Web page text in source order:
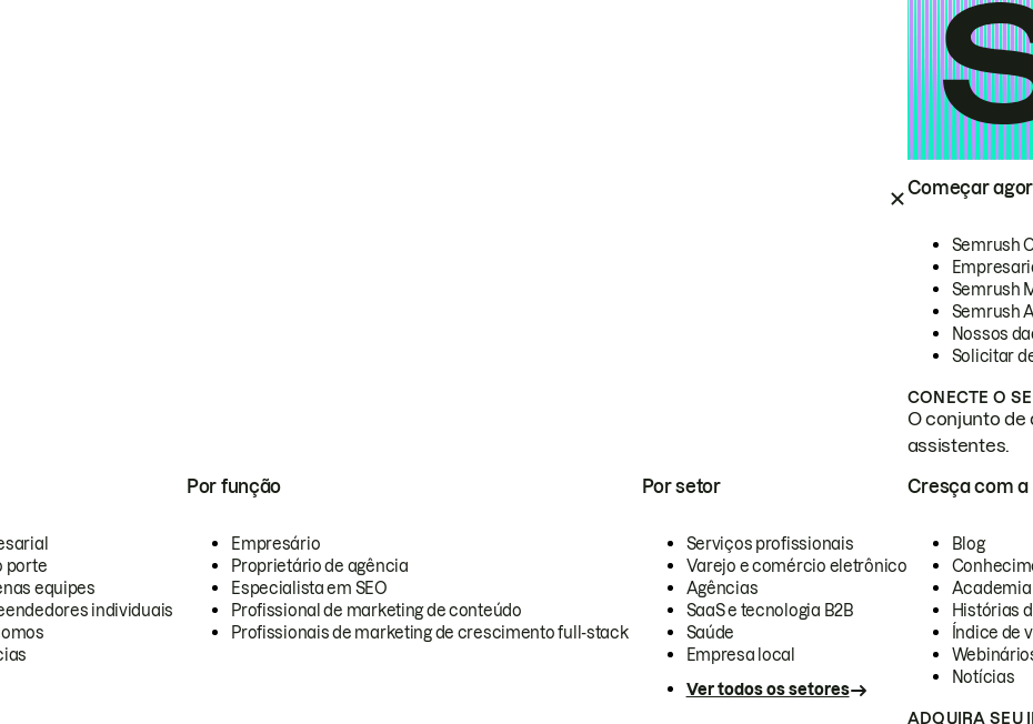
Começar
Semrush
Semrush
Semrush
Nossos
Solicitar
CONECTE O
O conjunto de
assistentes.
porte
equipes
individuais
Por função
Empresário
Proprietário de agência
Especialista em SEO
Profissional de marketing de conteúdo
Profissionais de marketing de crescimento full-stack
Por setor
Serviços profissionais
Varejo e comércio eletrônico
Agências
SaaS e tecnologia B2B
Saúde
Empresa local
Ver todos os setores
Cresça com a
Blog
Academia
Histórias
Índice de
Notícias
ADQUIRA SEU